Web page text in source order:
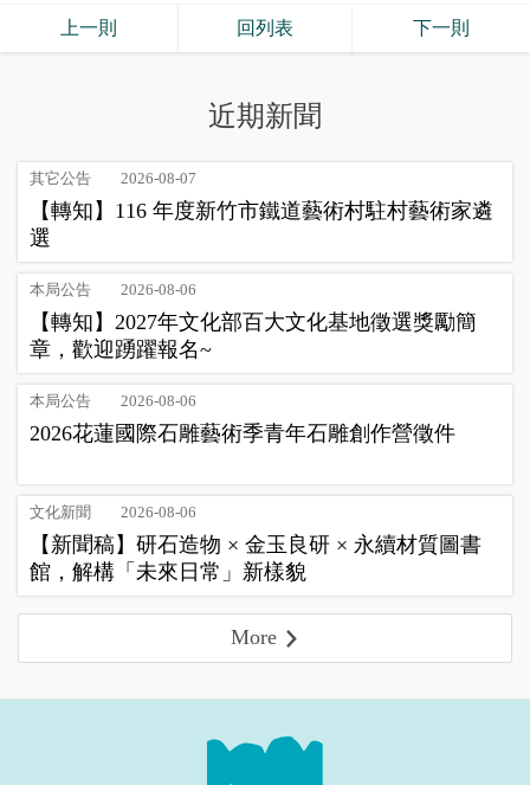
上一則 回列表 下一則
近期新聞
其它公告 2026-08-07
【轉知】116 年度新竹市鐵道藝術村駐村藝術家遴
選
本局公告 2026-08-06
【轉知】2027年文化部百大文化基地徵選獎勵簡
章，歡迎踴躍報名~
本局公告 2026-08-06
2026花蓮國際石雕藝術季青年石雕創作營徵件
文化新聞 2026-08-06
【新聞稿】研石造物 × 金玉良研 × 永續材質圖書
館，解構「未來日常」新樣貌
More